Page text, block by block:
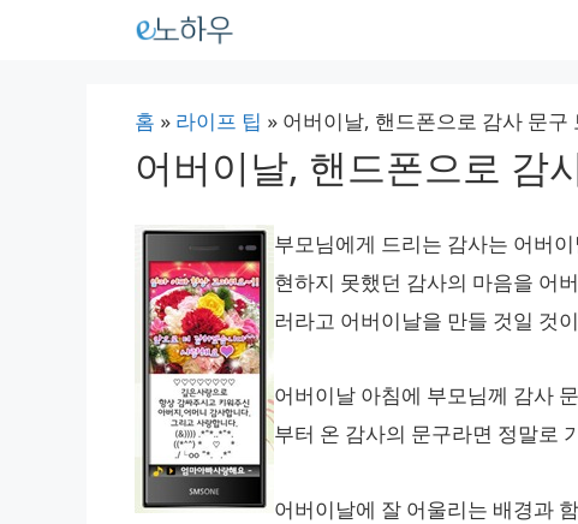
홈 » 라이프 팁 » 어버이날, 핸드폰으로 감사 문구
어버이날, 핸드폰으로 감
부모님에게 드리는 감사는 어버
현하지 못했던 감사의 마음을 어
러라고 어버이날을 만들 것일 것
어버이날 아침에 부모님께 감사
부터 온 감사의 문구라면 정말로
어버이날에 잘 어울리는 배경과